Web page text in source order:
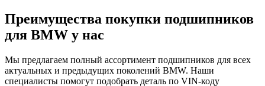
Преимущества покупки подшипников
для BMW у нас
Мы предлагаем полный ассортимент подшипников для всех
актуальных и предыдущих поколений BMW. Наши
специалисты помогут подобрать деталь по VIN-коду